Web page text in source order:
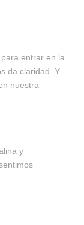
entrar en la
da claridad. Y
nuestra
y